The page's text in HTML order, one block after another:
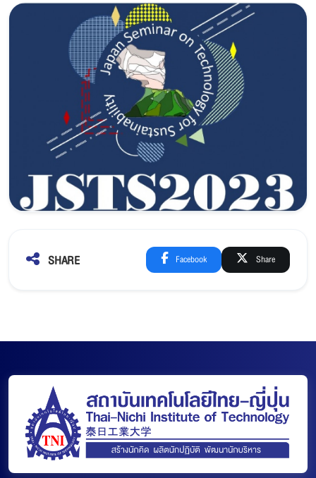
SHARE Facebook Share